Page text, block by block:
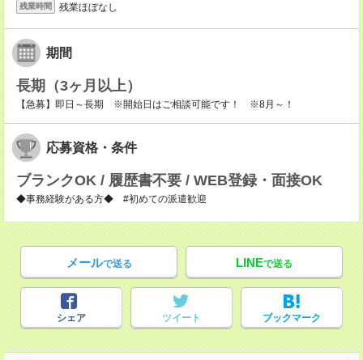
残業時間 残業ほぼなし
期間
長期（3ヶ月以上）
【急募】即日～長期 ※開始日はご相談可能です！ ※8月～！
応募資格・条件
ブランクOK / 履歴書不要 / WEB登録・面接OK
◆事務経験がある方◆ #初めての派遣歓迎
メールで送る LINEで送る
シェア ツイート ブックマーク